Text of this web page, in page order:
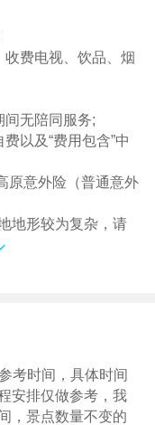
车型时，使用2+2豪
座率
用、半价正餐；不
及其他费用由家长
费电视、饮品、烟
间无陪同服务;
以及“费用包含”中
原意外险（普通意外
地形较为复杂，请
，住宿费用及酒店
童出行，儿童必须
考时间，具体时间
安排仅做参考，我
，景点数量不变的